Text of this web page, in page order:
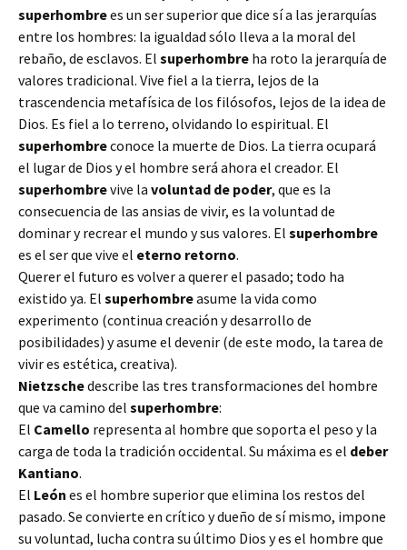
superhombrees un ser superior que dice sí a las jerarquías
entre los hombres: la igualdad sólo lleva a la moral del
rebaño, de esclavos. El superhombre ha roto la jerarquía de
valores tradicional. Vive fiel a la tierra, lejos de la
trascendencia metafísica de los filósofos, lejos de la idea de
Dios. Es fiel a lo terreno, olvidando lo espiritual. El
superhombreconoce la muerte de Dios. La tierra ocupará
el lugar de Dios y el hombre será ahora el creador. El
superhombrevive la voluntad de poder, que es la
consecuencia de las ansias de vivir, es la voluntad de
dominar y recrear el mundo y sus valores. El superhombre
es el ser que vive el eterno retorno.
Querer el futuro es volver a querer el pasado; todo ha
existido ya. El superhombreasume la vida como
experimento (continua creación y desarrollo de
posibilidades) y asume el devenir (de este modo, la tarea de
vivir es estética, creativa).
Nietzschedescribe las tres transformaciones del hombre
que va camino del superhombre:
El Camello representa al hombre que soporta el peso y la
carga de toda la tradición occidental. Su máxima es el deber
Kantiano.
El León es el hombre superior que elimina los restos del
pasado. Se convierte en crítico y dueño de sí mismo, impone
su voluntad, lucha contra su último Dios y es el hombre que